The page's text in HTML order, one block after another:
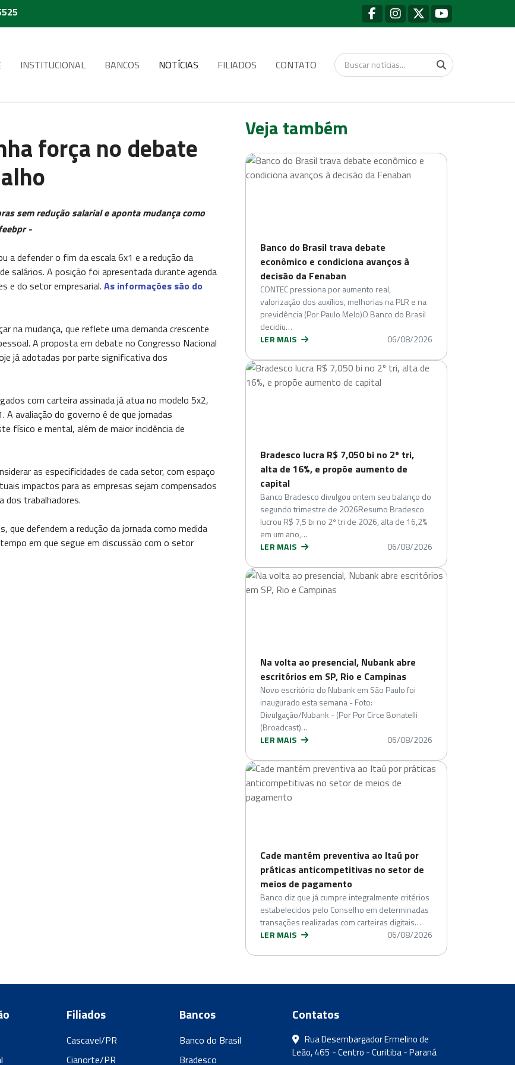
INSTITUCIONAL BANCOS NOTÍCIAS FILIADOS CONTATO
força no debate
sem redução salarial e aponta mudança como
-
a defender o fim da escala 6x1 e a redução da
salários. A posição foi apresentada durante agenda
e do setor empresarial. As informações são do
na mudança, que reflete uma demanda crescente
A proposta em debate no Congresso Nacional
já adotadas por parte significativa dos
com carteira assinada já atua no modelo 5x2,
A avaliação do governo é de que jornadas
físico e mental, além de maior incidência de
as especificidades de cada setor, com espaço
impactos para as empresas sejam compensados
dos trabalhadores.
que defendem a redução da jornada como medida
em que segue em discussão com o setor
Veja também
Banco do Brasil trava debate
econômico e condiciona avanços à
decisão da Fenaban
CONTEC pressiona por aumento real,
valorização dos auxílios, melhorias na PLR e na
previdência (Por Paulo Melo)O Banco do Brasil
decidiu…
LER MAIS
06/08/2026
Bradesco lucra R$ 7,050 bi no 2º tri,
alta de 16%, e propõe aumento de
capital
Banco Bradesco divulgou ontem seu balanço do
segundo trimestre de 2026Resumo Bradesco
lucrou R$ 7,5 bi no 2º tri de 2026, alta de 16,2%
em um ano,…
LER MAIS
06/08/2026
Na volta ao presencial, Nubank abre
escritórios em SP, Rio e Campinas
Novo escritório do Nubank em São Paulo foi
inaugurado esta semana - Foto:
Divulgação/Nubank - (Por Por Circe Bonatelli
(Broadcast)…
LER MAIS
06/08/2026
Cade mantém preventiva ao Itaú por
práticas anticompetitivas no setor de
meios de pagamento
Banco diz que já cumpre integralmente critérios
estabelecidos pelo Conselho em determinadas
transações realizadas com carteiras digitais…
LER MAIS
06/08/2026
Filiados
Cascavel/PR
Cianorte/PR
Bancos
Banco do Brasil
Bradesco
Contatos
Rua Desembargador Ermelino de
Leão, 465 - Centro - Curitiba - Paraná